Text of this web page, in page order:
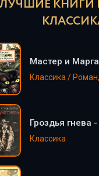
ЛУЧШИЕ КНИГИ
Мастер и
Классика /
Гроздья гнева
Классика